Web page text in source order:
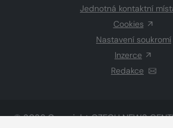
Jednotná kontaktní
Cookies
Nastavení soukromí
Inzerce
Redakce
© 2026 CopyrightCZECH NEWS